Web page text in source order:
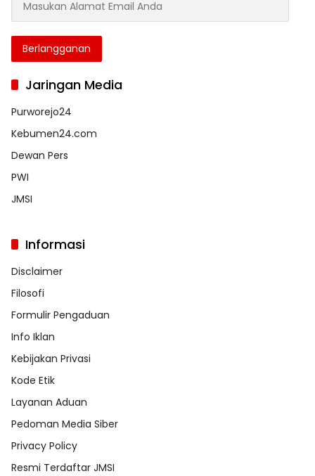
Alamat
AndaBerlangganan
Jaringan Media
Purworejo24
Kebumen24.com
Dewan Pers
PWI
JMSI
Informasi
Disclaimer
Filosofi
Formulir Pengaduan
Info Iklan
Kebijakan Privasi
Kode Etik
Layanan Aduan
Pedoman Media Siber
Privacy Policy
Resmi Terdaftar JMSI